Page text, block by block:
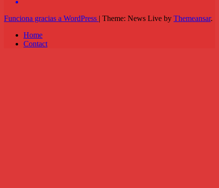
Funciona gracias a WordPress | Theme: News Live by Themeansar.
Home
Contact